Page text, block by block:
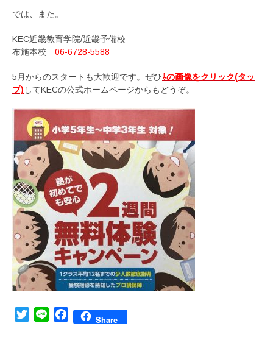
では、また。
KEC近畿教育学院/近畿予備校
布施本校 06-6728-5588
5月からのスタートも大歓迎です。ぜひ⇩の画像をクリック(タッ
プ) してKECの公式ホームページからもどうぞ。
TwitterLine FacebookShare